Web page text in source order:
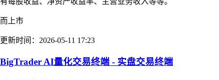
而上市
更新时间：2026-05-11 17:23
BigTrader AI量化交易终端 - 实盘交易终端